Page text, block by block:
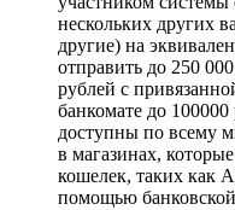
нескольких других
другие) на
отправить до 250
рублей с
банкомате до
доступны по всему
в магазинах,
кошелек, таких как
помощью